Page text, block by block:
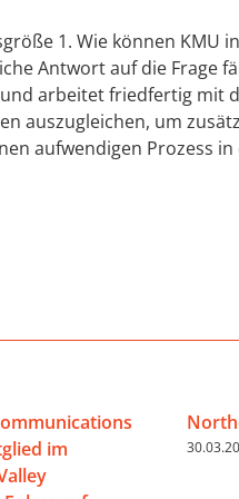
1. Wie können KMU
Antwort auf die Frage
arbeitet friedfertig mit
auszugleichen, um
aufwendigen Prozess
im